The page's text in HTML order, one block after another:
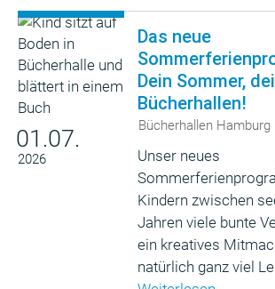
01.07.
2026
Das neue
Dein Sommer,
Bücherhallen!
Bücherhallen Hamburg
Unser neues
Kindern zwischen
Jahren viele bunte
ein kreatives
natürlich ganz viel